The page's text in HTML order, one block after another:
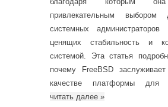
привлекательным выбором
системных
ценящих стабильность и
системой. Эта статья
почему FreeBSD
качестве платформы для
читать далее »